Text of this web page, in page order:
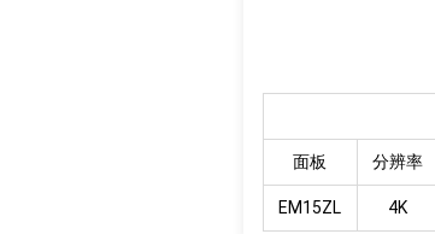
面板 分辨率
EM15ZL 4K